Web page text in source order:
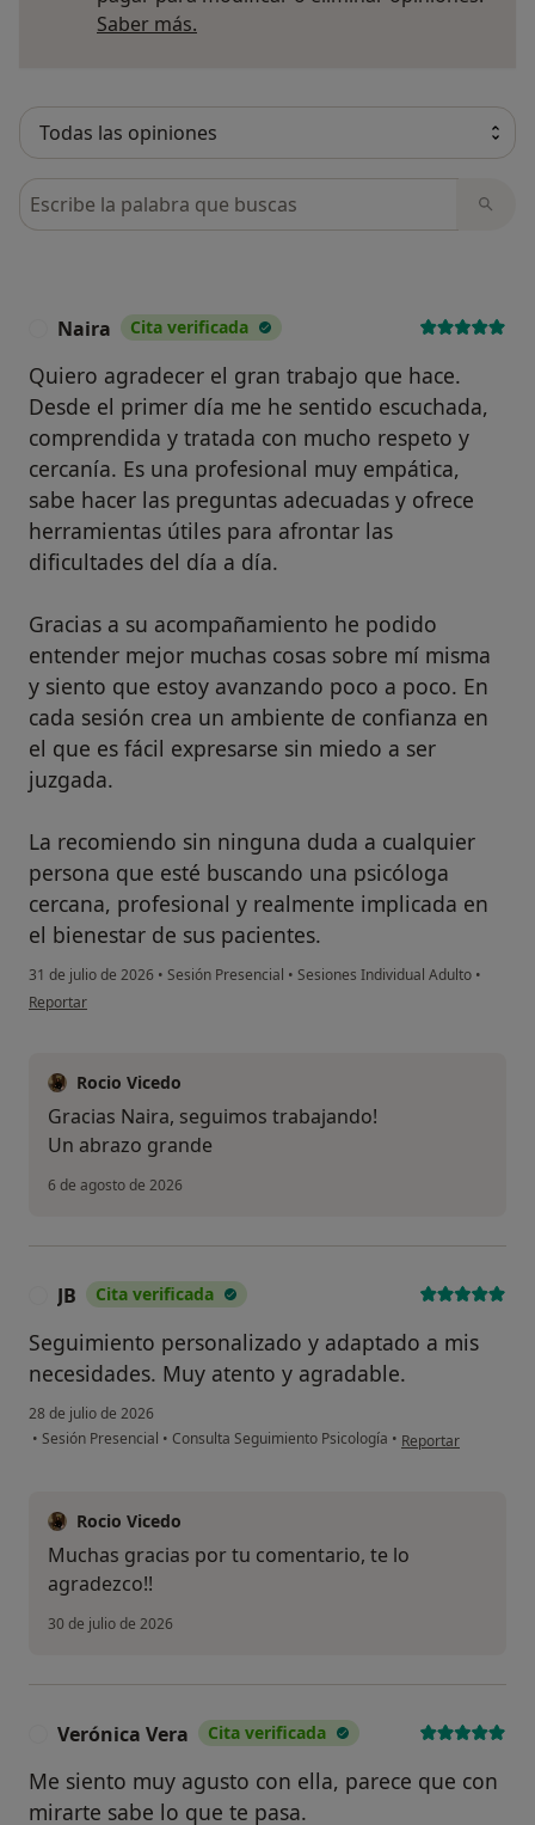
Saber más.
Busca en opiniones
Naira Cita verificada
Quiero agradecer el gran trabajo que hace.
Desde el primer día me he sentido escuchada,
comprendida y tratada con mucho respeto y
cercanía. Es una profesional muy empática,
sabe hacer las preguntas adecuadas y ofrece
herramientas útiles para afrontar las
dificultades del día a día.
Gracias a su acompañamiento he podido
entender mejor muchas cosas sobre mí misma
y siento que estoy avanzando poco a poco. En
cada sesión crea un ambiente de confianza en
el que es fácil expresarse sin miedo a ser
juzgada.
La recomiendo sin ninguna duda a cualquier
persona que esté buscando una psicóloga
cercana, profesional y realmente implicada en
el bienestar de sus pacientes.
31 de julio de 2026 • Sesión Presencial • Sesiones Individual Adulto •
en opinión del usuario Naira
Reportar
Rocio Vicedo
Gracias Naira, seguimos trabajando!
Un abrazo grande
6 de agosto de 2026
JB Cita verificada
Seguimiento personalizado y adaptado a mis
necesidades. Muy atento y agradable.
28 de julio de 2026
• Sesión Presencial • Consulta Seguimiento Psicología • en opinión del
Reportar
Rocio Vicedo
Muchas gracias por tu comentario, te lo
agradezco!!
30 de julio de 2026
Verónica Vera Cita verificada
Me siento muy agusto con ella, parece que con
mirarte sabe lo que te pasa.